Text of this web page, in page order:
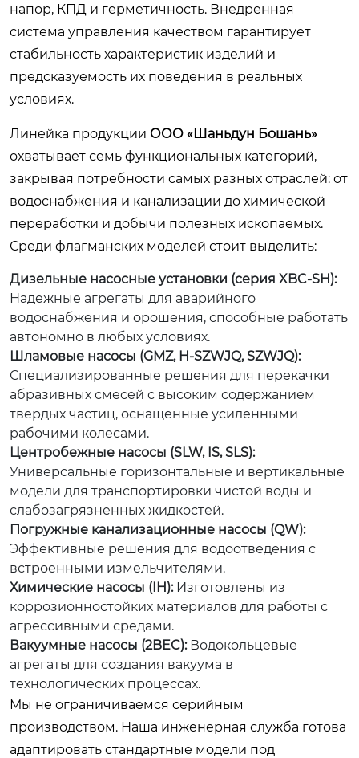
напор, КПД и герметичность. Внедренная
система управления качеством гарантирует
стабильность характеристик изделий и
предсказуемость их поведения в реальных
условиях.
Линейка продукции ООО «Шаньдун Бошань»
охватывает семь функциональных категорий,
закрывая потребности самых разных отраслей: от
водоснабжения и канализации до химической
переработки и добычи полезных ископаемых.
Среди флагманских моделей стоит выделить:
Дизельные насосные установки (серия XBC-SH):
Надежные агрегаты для аварийного
водоснабжения и орошения, способные работать
автономно в любых условиях.
Шламовые насосы (GMZ, H-SZWJQ, SZWJQ):
Специализированные решения для перекачки
абразивных смесей с высоким содержанием
твердых частиц, оснащенные усиленными
рабочими колесами.
Центробежные насосы (SLW, IS, SLS):
Универсальные горизонтальные и вертикальные
модели для транспортировки чистой воды и
слабозагрязненных жидкостей.
Погружные канализационные насосы (QW):
Эффективные решения для водоотведения с
встроенными измельчителями.
Химические насосы (IH):Изготовлены из
коррозионностойких материалов для работы с
агрессивными средами.
Вакуумные насосы (2BEC):Водокольцевые
агрегаты для создания вакуума в
технологических процессах.
Мы не ограничиваемся серийным
производством. Наша инженерная служба готова
адаптировать стандартные модели под